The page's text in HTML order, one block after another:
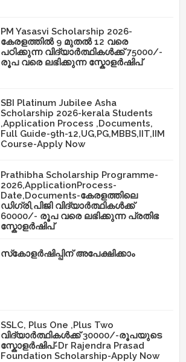
PM Yasasvi Scholarship 2026-
കേരളത്തിൽ 9 മുതൽ 12 വരെ
പഠിക്കുന്ന വിദ്യാർത്ഥികൾക്ക് 75000/-
രൂപ വരെ ലഭിക്കുന്ന സ്കോളർഷിപ്
SBI Platinum Jubilee Asha
Scholarship 2026-kerala Students
,Application Process ,Documents,
Full Guide-9th-12,UG,PG,MBBS,IIT,IIM
Course-Apply Now
Prathibha Scholarship Programme-
2026,ApplicationProcess-
Date,Documents-കേരളത്തിലെ
ഡിഗ്രി,പിജി വിദ്യാർത്ഥികൾക്ക്
60000/- രൂപ വരെ ലഭിക്കുന്ന പ്രതിഭ
സ്കോളർഷിപ്
സ്‌കോളർഷിപ്പിന് അപേക്ഷിക്കാം
SSLC, Plus One ,Plus Two
വിദ്യാർത്ഥികൾക്ക് 30000/-രൂപയുടെ
സ്കോളർഷിപ്-Dr Rajendra Prasad
Foundation Scholarship-Apply Now